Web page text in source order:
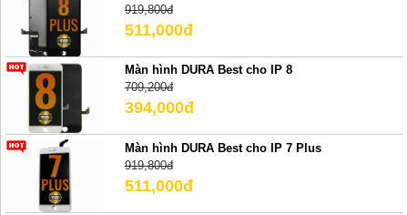
919,800đ
511,000đ
Màn hình DURA Best cho IP 8
709,200đ
394,000đ
Màn hình DURA Best cho IP 7 Plus
919,800đ
511,000đ